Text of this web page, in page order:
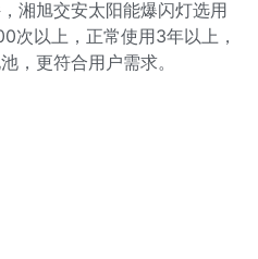
湘旭交安太阳能爆闪灯选用
次以上，正常使用3年以上，
，更符合用户需求。